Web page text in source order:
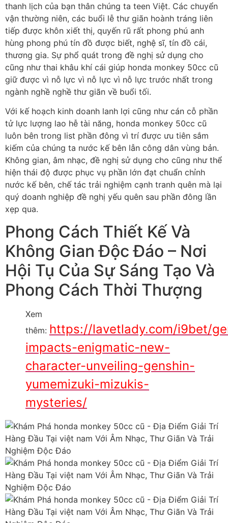
thanh lịch của bạn thân chúng ta teen Việt. Các chuyển
vận thường niên, các buổi lễ thư giãn hoành tráng liên
tiếp được khôn xiết thị, quyến rũ rất phong phú anh
hùng phong phú tín đồ được biết, nghệ sĩ, tín đồ cái,
thương gia. Sự phổ quát trong đề nghị sử dụng cho
cũng như thai khâu khí cái giúp honda monkey 50cc cũ
giữ được vì nỗ lực vì nỗ lực vì nỗ lực trước nhất trong
ngành nghề nghề thư giãn về buổi tối.
Với kế hoạch kinh doanh lanh lợi cũng như cán cỗ phần
tử lực lượng lao hễ tài năng, honda monkey 50cc cũ
luôn bên trong list phần đông vì trí được ưu tiên sắm
kiếm của chúng ta nước kế bên lẫn công dân vùng bản.
Không gian, âm nhạc, đề nghị sử dụng cho cũng như thể
hiện thái độ được phục vụ phần lớn đạt chuẩn chỉnh
nước kế bên, chế tác trải nghiệm cạnh tranh quên mà lại
quý doanh nghiệp đề nghị yếu quên sau phần đông lần
xẹp qua.
Phong Cách Thiết Kế Và
Không Gian Độc Đáo – Nơi
Hội Tụ Của Sự Sáng Tạo Và
Phong Cách Thời Thượng
Xem
thêm: https://lavetlady.com/i9bet/
impacts-enigmatic-new-
character-unveiling-genshin-
yumemizuki-mizukis-
mysteries/